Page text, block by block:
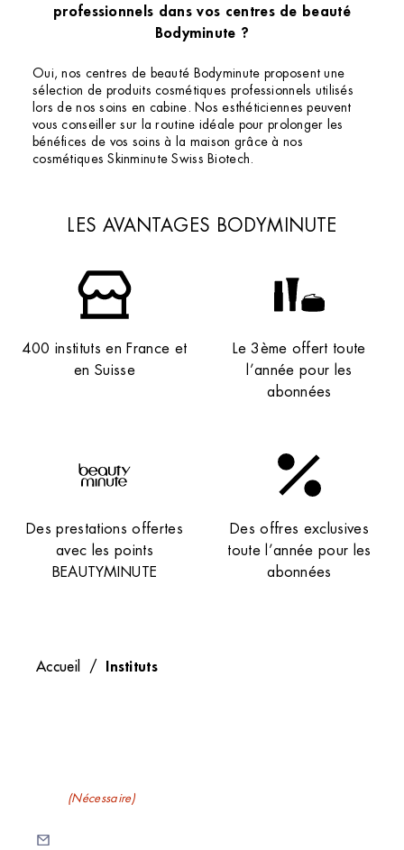
professionnels dans vos centres de beauté
Bodyminute ?
Oui, nos centres de beauté Bodyminute proposent une
sélection de produits cosmétiques professionnels utilisés
lors de nos soins en cabine. Nos esthéticiennes peuvent
vous conseiller sur la routine idéale pour prolonger les
bénéfices de vos soins à la maison grâce à nos
cosmétiques Skinminute Swiss Biotech.
LES AVANTAGES BODYMINUTE
400 instituts en France et
en Suisse
Le 3ème offert toute
l’année pour les
abonnées
Des prestations offertes
avec les points
BEAUTYMINUTE
Des offres exclusives
toute l’année pour les
abonnées
Accueil / Instituts
(Nécessaire)